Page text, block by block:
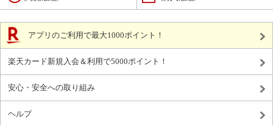
アプリのご利用で最大1000ポイント！
楽天カード新規入会＆利用で5000ポイント！
安心・安全への取り組み
ヘルプ